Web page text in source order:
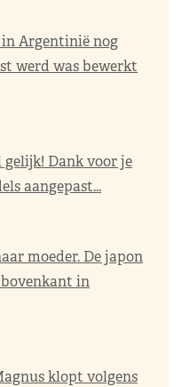
Argentinië nog
werd was bewerkt
Dank voor je
aangepast...
moeder. De japon
in
klopt volgens